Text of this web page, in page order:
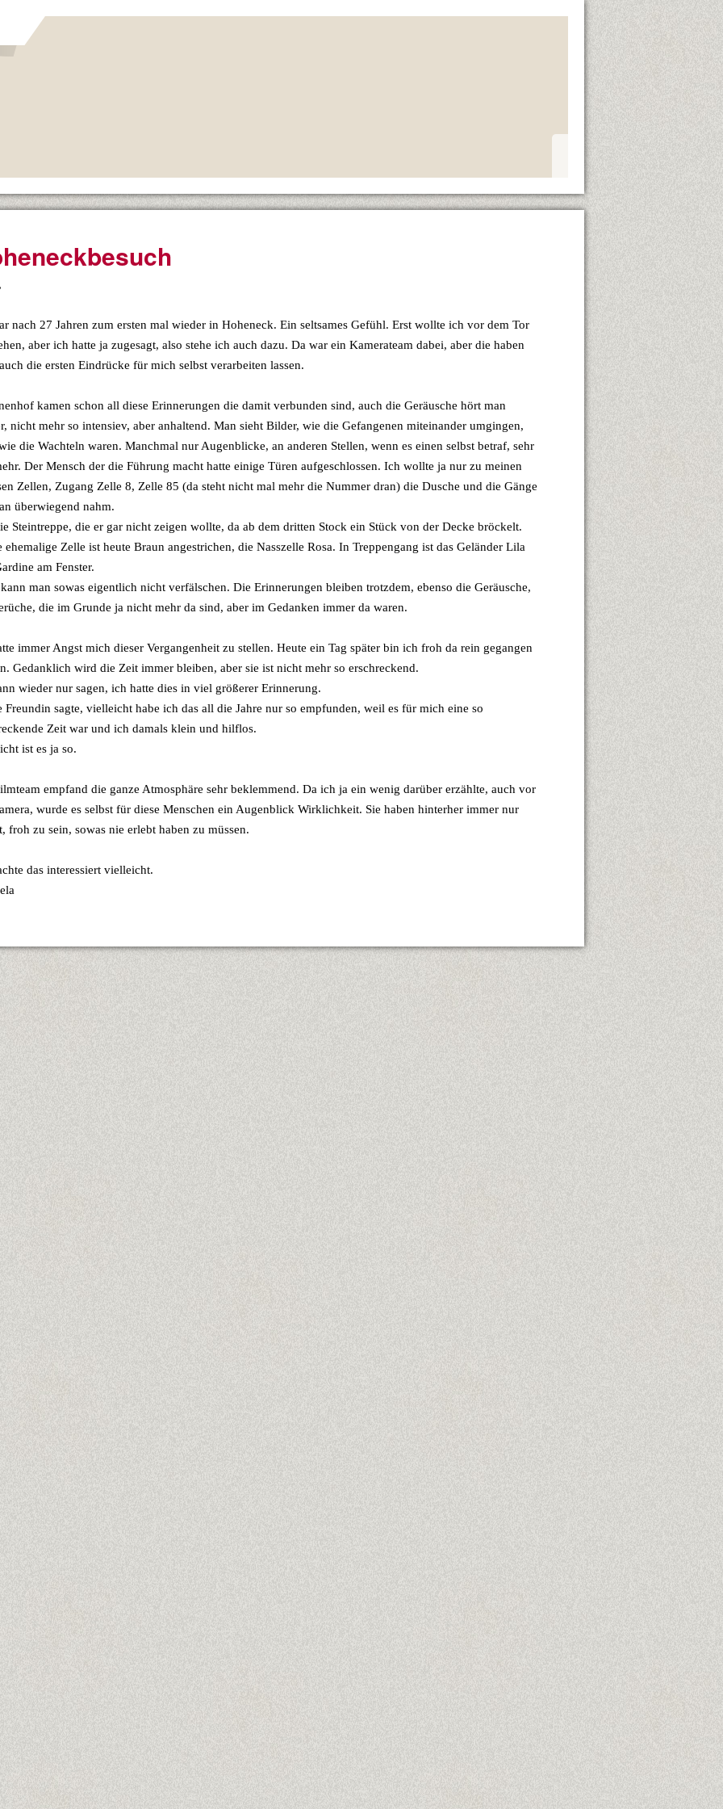
leicht
nach 27 Jahren zum ersten mal wieder in Hoheneck. Ein seltsames Gefühl. Erst wollte ich vor dem Tor
aber ich hatte ja zugesagt, also stehe ich auch dazu. Da war ein Kamerateam dabei, aber die haben
die ersten Eindrücke für mich selbst verarbeiten lassen.
kamen schon all diese Erinnerungen die damit verbunden sind, auch die Geräusche hört man
nicht mehr so intensiev, aber anhaltend. Man sieht Bilder, wie die Gefangenen miteinander umgingen,
die Wachteln waren. Manchmal nur Augenblicke, an anderen Stellen, wenn es einen selbst betraf, sehr
Der Mensch der die Führung macht hatte einige Türen aufgeschlossen. Ich wollte ja nur zu meinen
Zellen, Zugang Zelle 8, Zelle 85 (da steht nicht mal mehr die Nummer dran) die Dusche und die Gänge
überwiegend nahm.
Steintreppe, die er gar nicht zeigen wollte, da ab dem dritten Stock ein Stück von der Decke bröckelt.
ehemalige Zelle ist heute Braun angestrichen, die Nasszelle Rosa. In Treppengang ist das Geländer Lila
am Fenster.
man sowas eigentlich nicht verfälschen. Die Erinnerungen bleiben trotzdem, ebenso die Geräusche,
die im Grunde ja nicht mehr da sind, aber im Gedanken immer da waren.
immer Angst mich dieser Vergangenheit zu stellen. Heute ein Tag später bin ich froh da rein gegangen
Gedanklich wird die Zeit immer bleiben, aber sie ist nicht mehr so erschreckend.
wieder nur sagen, ich hatte dies in viel größerer Erinnerung.
Freundin sagte, vielleicht habe ich das all die Jahre nur so empfunden, weil es für mich eine so
Zeit war und ich damals klein und hilflos.
ist es ja so.
empfand die ganze Atmosphäre sehr beklemmend. Da ich ja ein wenig darüber erzählte, auch vor
wurde es selbst für diese Menschen ein Augenblick Wirklichkeit. Sie haben hinterher immer nur
froh zu sein, sowas nie erlebt haben zu müssen.
das interessiert vielleicht.